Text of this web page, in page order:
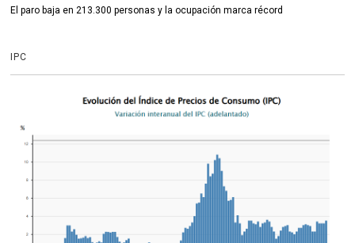
El paro baja en 213.300 personas y la ocupación marca récord
IPC